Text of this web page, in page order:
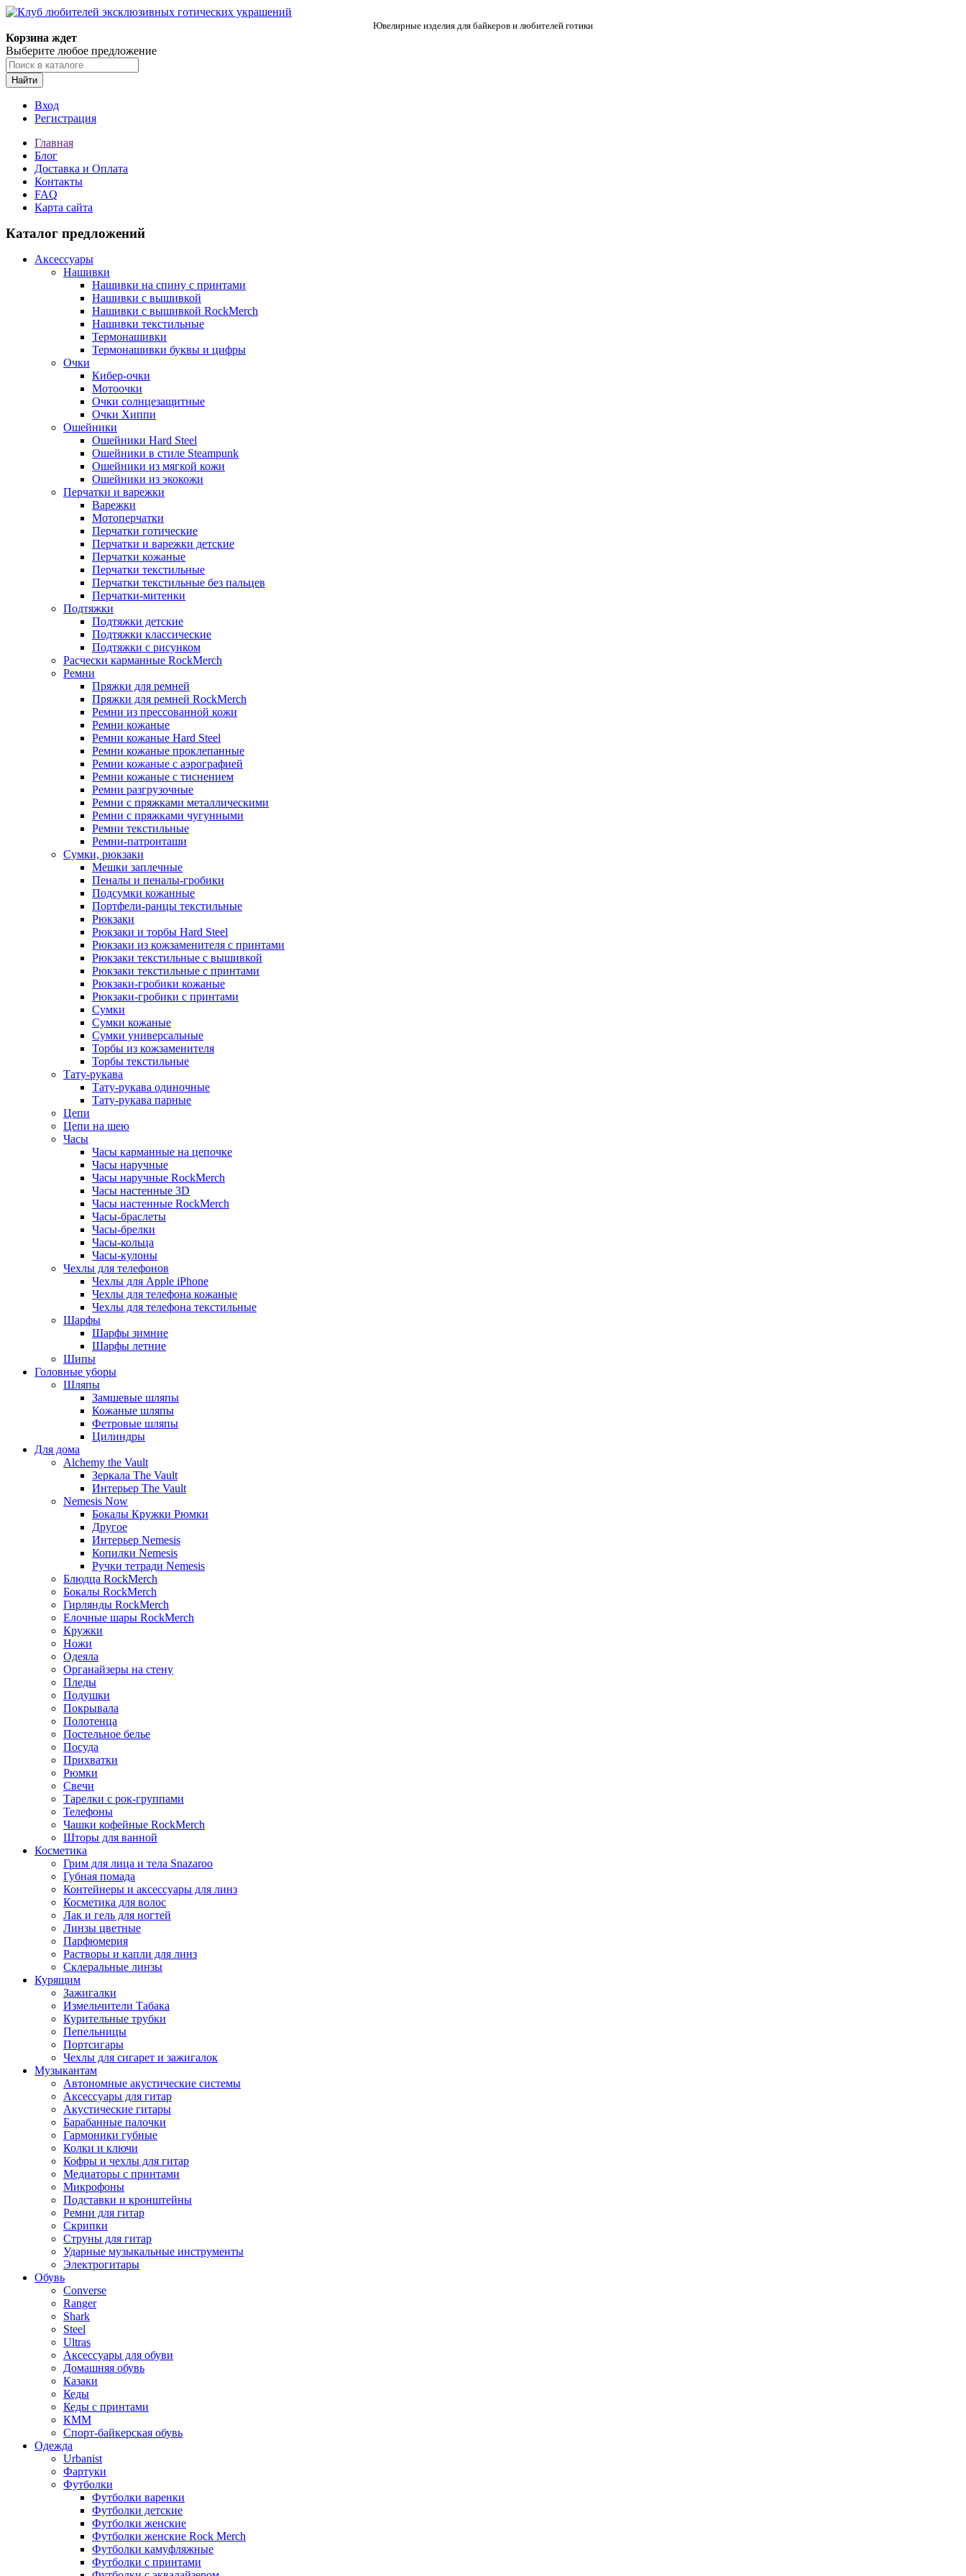
Ювелирные изделия для байкеров и любителей готики
Корзина ждет
Выберите любое предложение
Найти
Вход
Регистрация
Главная
Блог
Доставка и Оплата
Контакты
FAQ
Карта сайта
Каталог предложений
Аксессуары
Нашивки
Нашивки на спину с принтами
Нашивки с вышивкой
Нашивки с вышивкой RockMerch
Нашивки текстильные
Термонашивки
Термонашивки буквы и цифры
Очки
Кибер-очки
Мотоочки
Очки солнцезащитные
Очки Хиппи
Ошейники
Ошейники Hard Steel
Ошейники в стиле Steampunk
Ошейники из мягкой кожи
Ошейники из экокожи
Перчатки и варежки
Варежки
Мотоперчатки
Перчатки готические
Перчатки и варежки детские
Перчатки кожаные
Перчатки текстильные
Перчатки текстильные без пальцев
Перчатки-митенки
Подтяжки
Подтяжки детские
Подтяжки классические
Подтяжки с рисунком
Расчески карманные RockMerch
Ремни
Пряжки для ремней
Пряжки для ремней RockMerch
Ремни из прессованной кожи
Ремни кожаные
Ремни кожаные Hard Steel
Ремни кожаные проклепанные
Ремни кожаные с аэрографией
Ремни кожаные с тиснением
Ремни разгрузочные
Ремни с пряжками металлическими
Ремни с пряжками чугунными
Ремни текстильные
Ремни-патронташи
Сумки, рюкзаки
Мешки заплечные
Пеналы и пеналы-гробики
Подсумки кожанные
Портфели-ранцы текстильные
Рюкзаки
Рюкзаки и торбы Hard Steel
Рюкзаки из кожзаменителя с принтами
Рюкзаки текстильные с вышивкой
Рюкзаки текстильные с принтами
Рюкзаки-гробики кожаные
Рюкзаки-гробики с принтами
Сумки
Сумки кожаные
Сумки универсальные
Торбы из кожзаменителя
Торбы текстильные
Тату-рукава
Тату-рукава одиночные
Тату-рукава парные
Цепи
Цепи на шею
Часы
Часы карманные на цепочке
Часы наручные
Часы наручные RockMerch
Часы настенные 3D
Часы настенные RockMerch
Часы-браслеты
Часы-брелки
Часы-кольца
Часы-кулоны
Чехлы для телефонов
Чехлы для Apple iPhone
Чехлы для телефона кожаные
Чехлы для телефона текстильные
Шарфы
Шарфы зимние
Шарфы летние
Шипы
Головные уборы
Шляпы
Замшевые шляпы
Кожаные шляпы
Фетровые шляпы
Цилиндры
Для дома
Alchemy the Vault
Зеркала The Vault
Интерьер The Vault
Nemesis Now
Бокалы Кружки Рюмки
Другое
Интерьер Nemesis
Копилки Nemesis
Ручки тетради Nemesis
Блюдца RockMerch
Бокалы RockMerch
Гирлянды RockMerch
Елочные шары RockMerch
Кружки
Ножи
Одеяла
Органайзеры на стену
Пледы
Подушки
Покрывала
Полотенца
Постельное белье
Посуда
Прихватки
Рюмки
Свечи
Тарелки с рок-группами
Телефоны
Чашки кофейные RockMerch
Шторы для ванной
Косметика
Грим для лица и тела Snazaroo
Губная помада
Контейнеры и аксессуары для линз
Косметика для волос
Лак и гель для ногтей
Линзы цветные
Парфюмерия
Растворы и капли для линз
Склеральные линзы
Курящим
Зажигалки
Измельчители Табака
Курительные трубки
Пепельницы
Портсигары
Чехлы для сигарет и зажигалок
Музыкантам
Автономные акустические системы
Аксессуары для гитар
Акустические гитары
Барабанные палочки
Гармоники губные
Колки и ключи
Кофры и чехлы для гитар
Медиаторы с принтами
Микрофоны
Подставки и кронштейны
Ремни для гитар
Скрипки
Струны для гитар
Ударные музыкальные инструменты
Электрогитары
Обувь
Converse
Ranger
Shark
Steel
Ultras
Аксессуары для обуви
Домашняя обувь
Казаки
Кеды
Кеды с принтами
КММ
Спорт-байкерская обувь
Одежда
Urbanist
Фартуки
Футболки
Футболки варенки
Футболки детские
Футболки женские
Футболки женские Rock Merch
Футболки камуфляжные
Футболки с принтами